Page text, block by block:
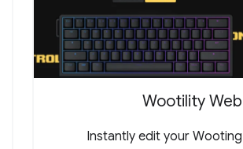
Wootility Web
Instantly edit your Wooting